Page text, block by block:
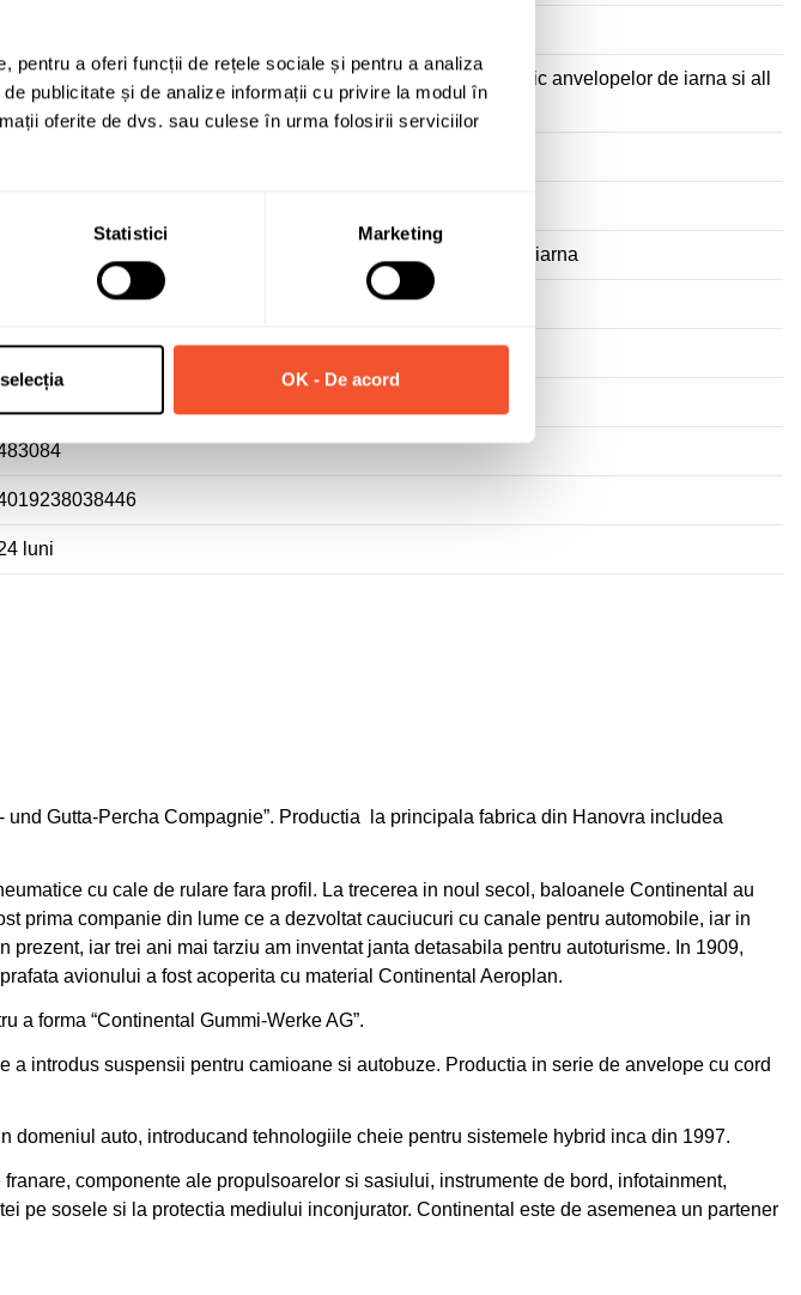
pentru a oferi funcții de rețele sociale și pentru a analiza
publicitate și de analize informații cu privire la modul în
oferite de dvs. sau culese în urma folosirii serviciilor
Statistici Marketing
OK - De acord
DA - Anvelopa pentru utilizare pe noroi si zapada, marcaj specific anvelopelor de iarna si all
DA - Simbol "Munte cu fulg de nea" - Potrivita pentru conditii de iarna
215/50 R 19 93 T
luni
Gutta-Percha Compagnie”. Productia
la principala fabrica din Hanovra includea
cu cale de rulare fara profil. La trecerea in noul secol, baloanele Continental au
prima companie din lume ce a dezvoltat cauciucuri cu canale pentru automobile, iar in
iar trei ani mai tarziu am inventat janta detasabila pentru autoturisme. In 1909,
avionului a fost acoperita cu material Continental Aeroplan.
a forma “Continental Gummi-Werke AG”.
introdus suspensii pentru camioane si autobuze. Productia in serie de anvelope cu cord
domeniul auto, introducand tehnologiile cheie pentru sistemele hybrid inca din 1997.
componente ale propulsoarelor si sasiului, instrumente de bord, infotainment,
pe sosele si la protectia mediului inconjurator. Continental este de asemenea un partener